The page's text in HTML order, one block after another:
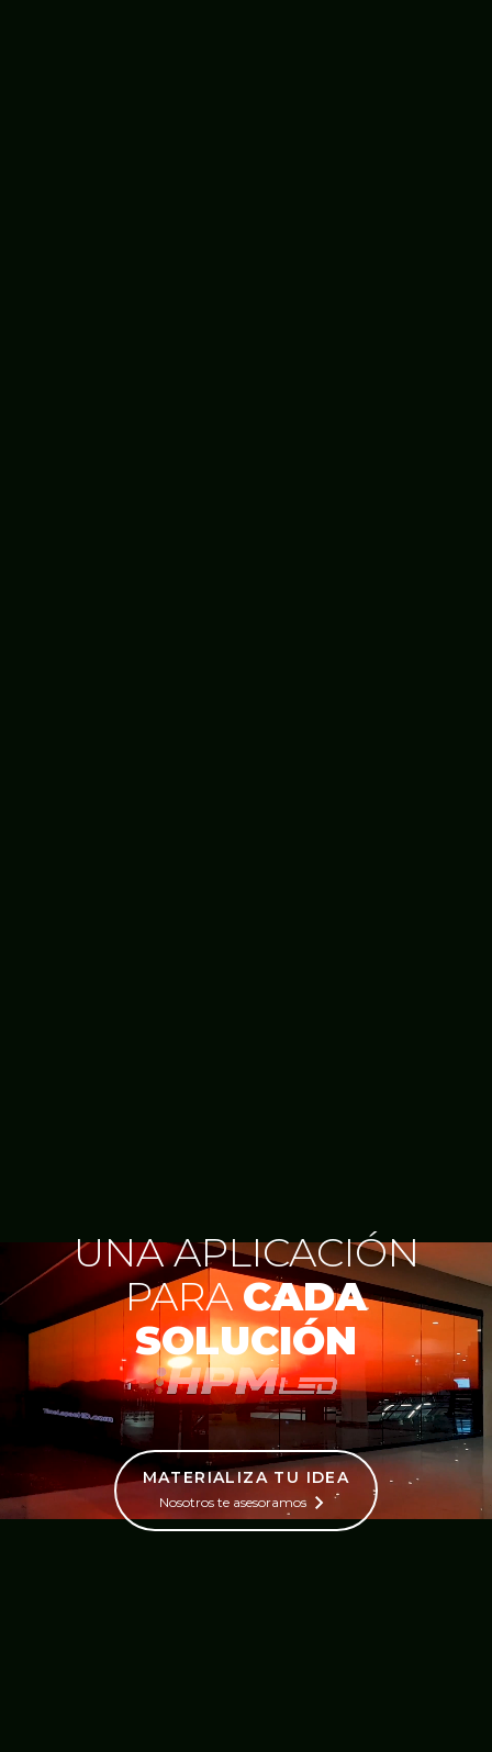
UNA APLICACIÓN
PARA CADA
SOLUCIÓN
MATERIALIZA TU IDEA
Nosotros te asesoramos